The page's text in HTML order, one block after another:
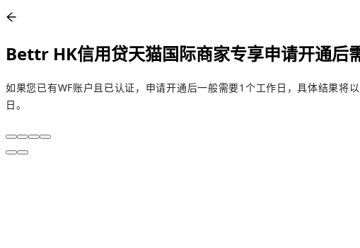
Bettr HK信用贷天猫国际商家专享申请开通后
如果您已有WF账户且已认证，申请开通后一般需要1个工作日，具体结果将
日。